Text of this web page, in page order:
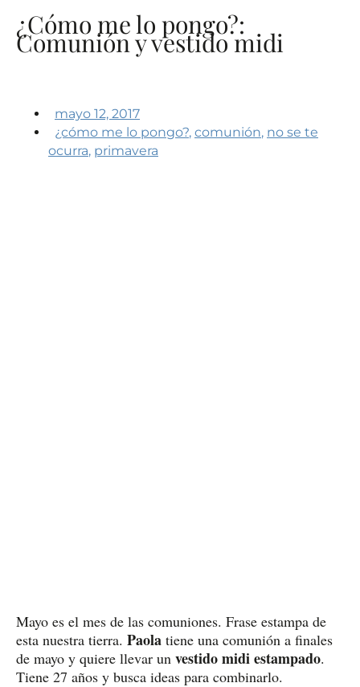
¿Cómo me lo pongo?:
Comunión y vestido midi
mayo 12, 2017
¿cómo me lo pongo?, comunión, no se te
ocurra, primavera
Mayo es el mes de las comuniones. Frase estampa de
esta nuestra tierra. Paola tiene una comunión a finales
de mayo y quiere llevar un vestido midi estampado.
Tiene 27 años y busca ideas para combinarlo.